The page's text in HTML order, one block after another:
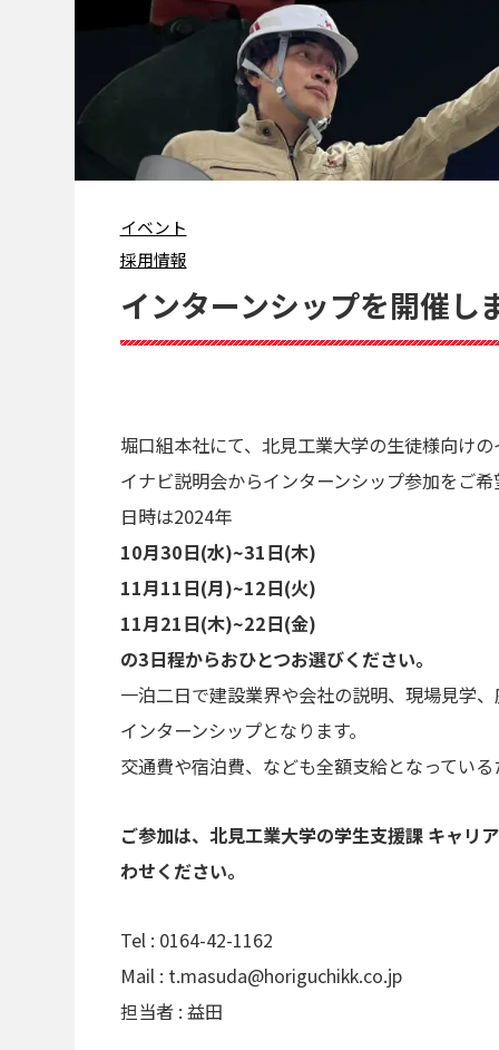
イベント
採用情報
インターンシップを開催し
堀口組本社にて、北見工業大学の生徒様向け
イナビ説明会からインターンシップ参加をご
日時は2024年
10月30日(水)~31日(木)
11月11日(月)~12日(火)
11月21日(木)~22日(金)
の3日程からおひとつお選びください。
一泊二日で建設業界や会社の説明、現場見学
インターンシップとなります。
交通費や宿泊費、なども全額支給となってい
ご参加は、北見工業大学の学生支援課 キャリ
わせください。
Tel : 0164-42-1162
Mail : t.masuda@horiguchikk.co.jp
担当者 : 益田